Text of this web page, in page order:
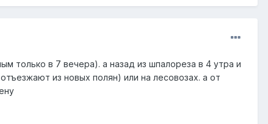
только в 7 вечера). а назад из шпалореза в 4 утра и
из новых полян) или на лесовозах. а от